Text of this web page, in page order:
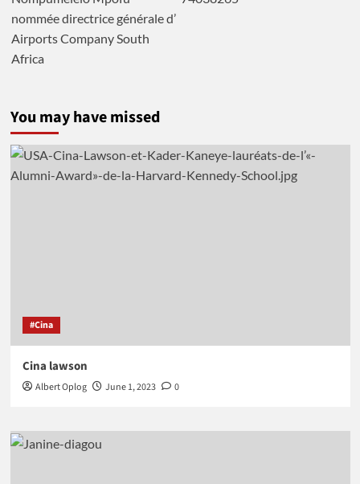
You may have missed
#Cina
Cina lawson
Albert Oplog June 1, 2023 0